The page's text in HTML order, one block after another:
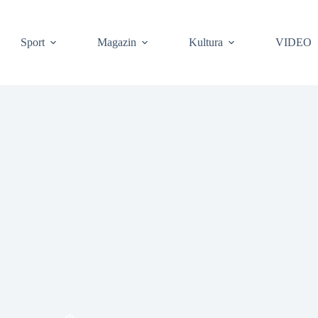
Sport Magazin Kultura VIDEO